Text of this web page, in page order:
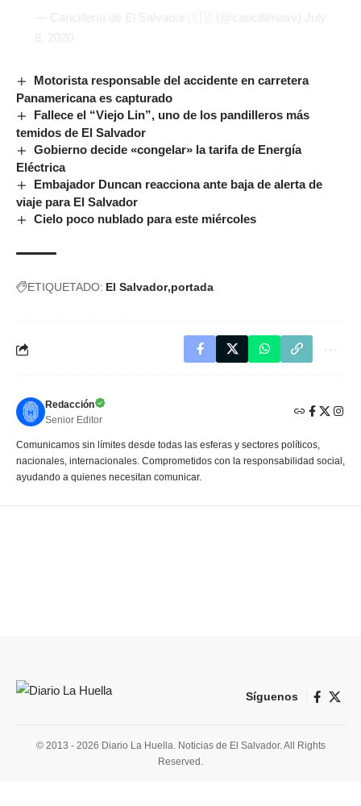
Motorista responsable del accidente en carretera
Panamericana es capturado
Fallece el “Viejo Lin”, uno de los pandilleros más
temidos de El Salvador
Gobierno decide «congelar» la tarifa de Energía
Eléctrica
Embajador Duncan reacciona ante baja de alerta de
viaje para El Salvador
Cielo poco nublado para este miércoles
ETIQUETADO: El Salvador portada
Redacción
Senior Editor
Comunicamos sin límites desde todas las esferas y sectores políticos,
nacionales, internacionales. Comprometidos con la responsabilidad social,
ayudando a quienes necesitan comunicar.
Síguenos
© 2013 - 2026 Diario La Huella. Noticias de El Salvador. All Rights
Reserved.